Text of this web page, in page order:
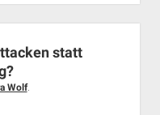
statt
Wolf.